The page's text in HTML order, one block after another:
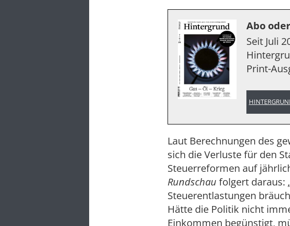
Abo
Seit Juli
Print-
Laut Berechnungen des
sich die Verluste für den
Steuerreformen auf
Rundschau folgert daraus:
Steuerentlastungen
Hätte die Politik nicht
Einkommen begünstigt,